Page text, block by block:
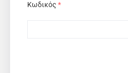
Κωδικός*